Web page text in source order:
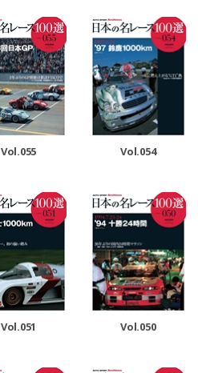
Vol.055 Vol.054
Vol.051 Vol.050